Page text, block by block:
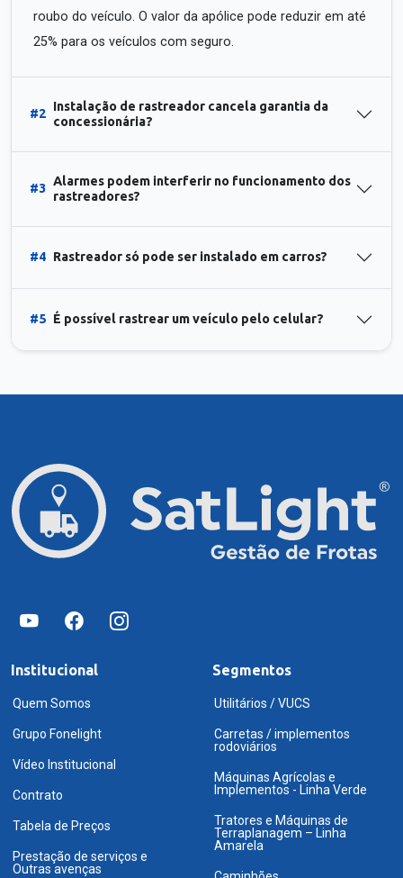
roubo do veículo. O valor da apólice pode reduzir em até
25% para os veículos com seguro.
#2
Instalação de rastreador cancela garantia da
concessionária?
#3
Alarmes podem interferir no funcionamento dos
rastreadores?
#4 Rastreador só pode ser instalado em carros?
#5 É possível rastrear um veículo pelo celular?
Institucional
Quem Somos
Grupo Fonelight
Vídeo Institucional
Contrato
Tabela de Preços
Prestação de serviços e
Outras avenças
Segmentos
Utilitários / VUCS
Carretas / implementos
rodoviários
Máquinas Agrícolas e
Implementos - Linha Verde
Tratores e Máquinas de
Terraplanagem – Linha
Amarela